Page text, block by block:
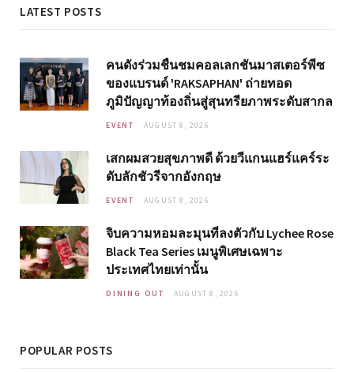
LATEST POSTS
คนดังร่วมชื่นชมคอลเลกชันมาสเตอร์พีซ
ของแบรนด์ 'RAKSAPHAN' ถ่ายทอด
ภูมิปัญญาท้องถิ่นสู่สุนทรียภาพระดับสากล
EVENT AUGUST 8, 2026
เสกผมสวยสุขภาพดี ด้วยวีแกนแฮร์แคร์ระ
ดับลักชัวรีจากอังกฤษ
EVENT AUGUST 8, 2026
จิบความหอมละมุนที่ลงตัวกับ Lychee Rose
Black Tea Series เมนูพิเศษเฉพาะ
ประเทศไทยเท่านั้น
DINING OUT AUGUST 8, 2026
POPULAR POSTS